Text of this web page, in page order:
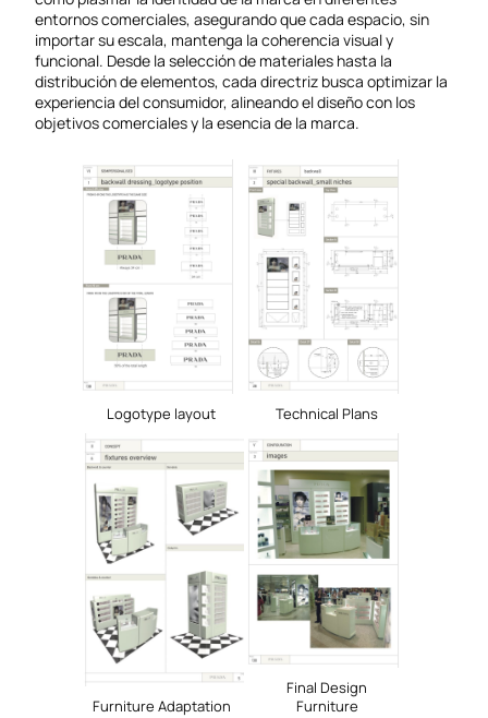
entornos comerciales, asegurando que cada espacio, sin
importar su escala, mantenga la coherencia visual y
funcional. Desde la selección de materiales hasta la
distribución de elementos, cada directriz busca optimizar la
experiencia del consumidor, alineando el diseño con los
objetivos comerciales y la esencia de la marca.
Logotype layout Technical Plans
Furniture Adaptation
Final Design
Furniture